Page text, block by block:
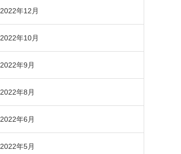
2022年12月
2022年10月
2022年9月
2022年8月
2022年6月
2022年5月